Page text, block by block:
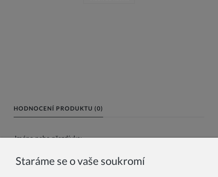
HODNOCENÍ PRODUKTU (0)
Jméno nebo přezdívka:
Staráme se o vaše soukromí